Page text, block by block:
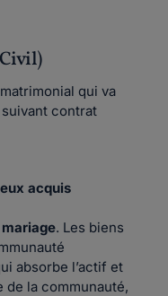
qui va
contrat
acquis
. Les biens
absorbe l’actif et
de la communauté,